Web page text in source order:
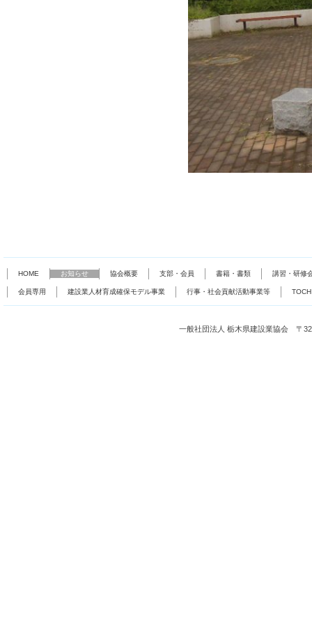
HOME お知らせ 協会概要 支部・会員 書籍・書類 講習・研修
会員専用 建設業人材育成確保モデル事業 行事・社会貢献活動事業等
一般社団法人 栃木県建設業協会 〒